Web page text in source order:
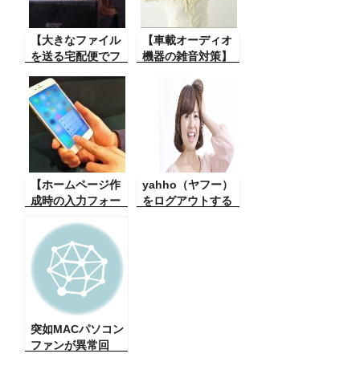
が出なくなり 全く
日本語に変換でき
ないという症状が
ある場合がありま
法。
ェブブーストによ
る停止 と表示さ
れ youtube の再
生が止まってしま
【大きなファイル
を送る宅配便でフ
ファイルが開かな
いトラブル】宅配
便でのファイルが
開かない。その原
因は
【車載オーディオ
機器の雑音対策】
を繋いだらバリバ
リという雑音。そ
の雑音の原因とそ
の対策。雑音がな
くなり解決できま
した。
【ホームページ作
成時の入力フォー
ームページ上で入
力フォームを作る
ことがあります
が、スマホから入
力フォームに入れ
ようとするとでき
ない。トラブル対
策。
yahho（ヤフー）
をログアウトする
突如MACパソコン
ファンが異常回